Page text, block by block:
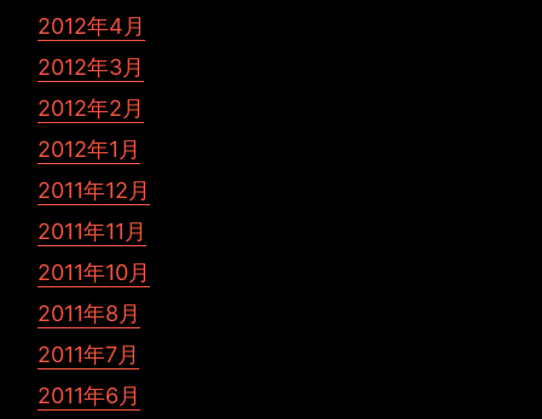
2012年4月
2012年3月
2012年2月
2012年1月
2011年12月
2011年11月
2011年10月
2011年8月
2011年7月
2011年6月